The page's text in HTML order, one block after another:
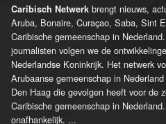
Caribisch Netwerk brengt nieuws,
Aruba, Bonaire, Curaçao, Saba, Sint
Caribische gemeenschap in
journalisten volgen we de
Nederlandse Koninkrijk. Het netwerk
Arubaanse gemeenschap in
Den Haag die gevolgen heeft voor de
Caribische gemeenschap in
onafhankelijk. ...